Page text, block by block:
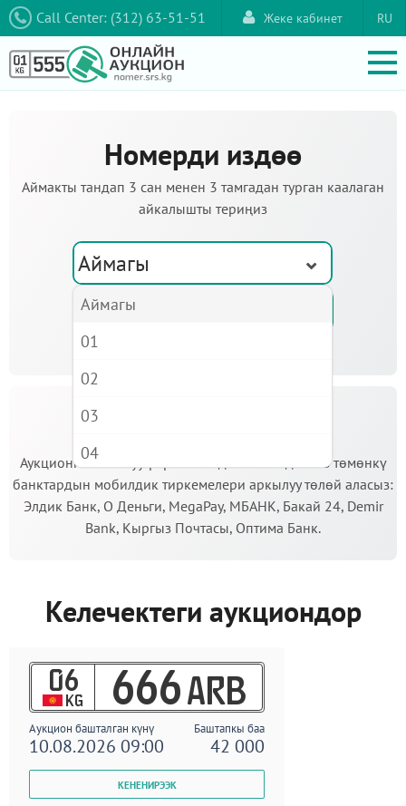
Call Center: (312) 63-51-51 RU
Жеке кабинет
Номерди издөө
Аймакты тандап 3 сан менен 3 тамгадан турган каалаган
айкалышты териңиз
Аймагы
Аукционго катышуу үчүн кепилдик салымды Сиз төмөнкү
банктардын мобилдик тиркемелери аркылуу төлөй аласыз:
Элдик Банк, О Деньги, MegaPay, МБАНК, Бакай 24, Demir
Bank, Кыргыз Почтасы, Оптима Банк.
Келечектеги аукциондор
06
KG 666 ARB
Аукцион башталган күнү Баштапкы баа
10.08.2026 09:00 42 000
Аймагы
01
02
03
04
05
06